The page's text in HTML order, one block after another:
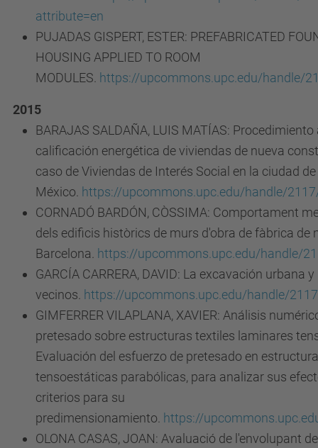
attribute=en
PUJADAS GISPERT, ESTER: PREFABRICATED
HOUSING APPLIED TO ROOM
MODULES. https://upcommons.upc.edu/handle/
2015
BARAJAS SALDAÑA, LUIS MATÍAS:
calificación energética de viviendas de nueva
caso de Viviendas de Interés Social en la ciudad
México. https://upcommons.upc.edu/handle/
CORNADÓ BARDÓN, CÒSSIMA: Comportament
dels edificis històrics de murs d'obra de fàbrica de
Barcelona. https://upcommons.upc.edu/handle/
GARCÍA CARRERA, DAVID: La excavación urbana
vecinos. https://upcommons.upc.edu/handle/
GIMFERRER VILAPLANA, XAVIER: Análisis
pretesado sobre estructuras textiles laminares
Evaluación del esfuerzo de pretesado en
tensoestáticas parabólicas, para analizar sus
criterios para su
predimensionamiento. https://
OLONA CASAS, JOAN: Avaluació de l'envolupant